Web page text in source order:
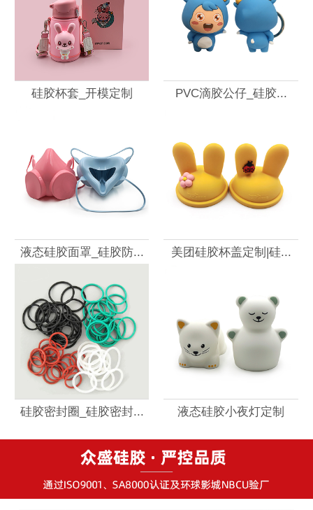
硅胶杯套_开模定制 PVC滴胶公仔_硅胶...
液态硅胶面罩_硅胶防... 美团硅胶杯盖定制|硅...
硅胶密封圈_硅胶密封... 液态硅胶小夜灯定制